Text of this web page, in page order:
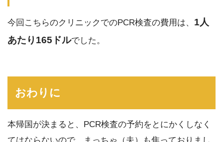
今回こちらのクリニックでのPCR検査の費用は、 1人
あたり165ドルでした。
おわりに
本帰国が決まると、PCR検査の予約をとにかくしなく